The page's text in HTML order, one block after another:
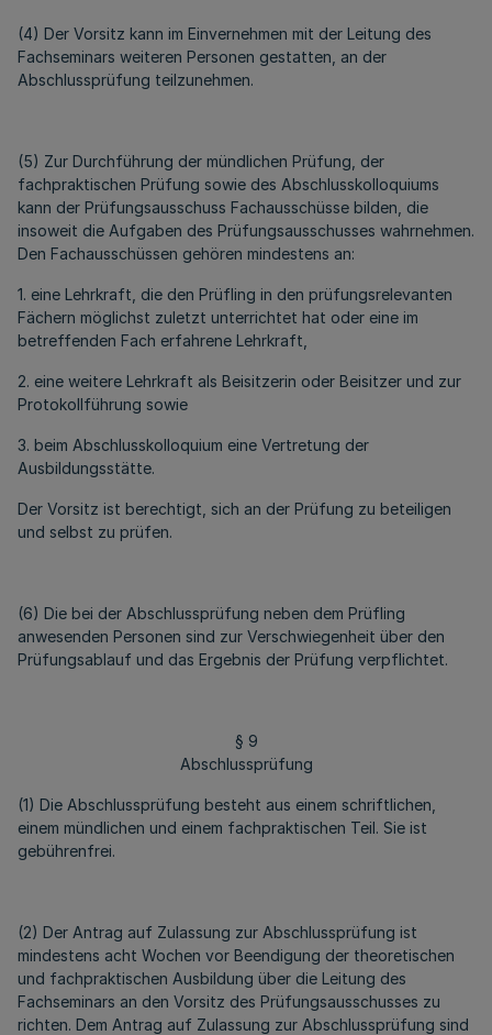
(4) Der Vorsitz kann im Einvernehmen mit der Leitung des
Fachseminars weiteren Personen gestatten, an der
Abschlussprüfung teilzunehmen.
(5) Zur Durchführung der mündlichen Prüfung, der
fachpraktischen Prüfung sowie des Abschlusskolloquiums
kann der Prüfungsausschuss Fachausschüsse bilden, die
insoweit die Aufgaben des Prüfungsausschusses wahrnehmen.
Den Fachausschüssen gehören mindestens an:
1. eine Lehrkraft, die den Prüfling in den prüfungsrelevanten
Fächern möglichst zuletzt unterrichtet hat oder eine im
betreffenden Fach erfahrene Lehrkraft,
2. eine weitere Lehrkraft als Beisitzerin oder Beisitzer und zur
Protokollführung sowie
3. beim Abschlusskolloquium eine Vertretung der
Ausbildungsstätte.
Der Vorsitz ist berechtigt, sich an der Prüfung zu beteiligen
und selbst zu prüfen.
(6) Die bei der Abschlussprüfung neben dem Prüfling
anwesenden Personen sind zur Verschwiegenheit über den
Prüfungsablauf und das Ergebnis der Prüfung verpflichtet.
§ 9
Abschlussprüfung
(1) Die Abschlussprüfung besteht aus einem schriftlichen,
einem mündlichen und einem fachpraktischen Teil. Sie ist
gebührenfrei.
(2) Der Antrag auf Zulassung zur Abschlussprüfung ist
mindestens acht Wochen vor Beendigung der theoretischen
und fachpraktischen Ausbildung über die Leitung des
Fachseminars an den Vorsitz des Prüfungsausschusses zu
richten. Dem Antrag auf Zulassung zur Abschlussprüfung sind